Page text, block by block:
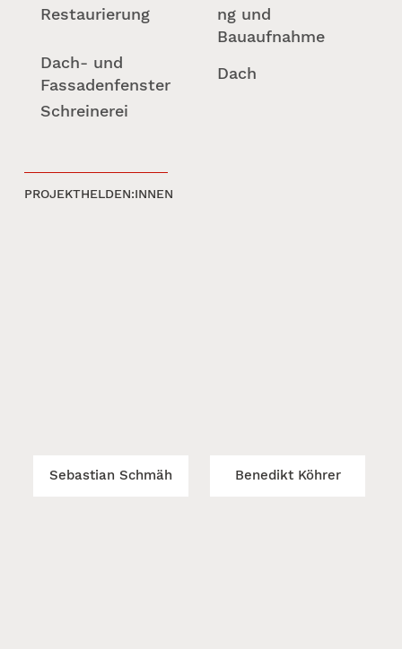
Restaurierung
ng und
Bauaufnahme
Dach- und
Fassadenfenster
Dach
Schreinerei
PROJEKTHELDEN:INNEN
Sebastian Schmäh Benedikt Köhrer